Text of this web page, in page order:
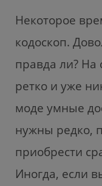
Некоторое
кодоскоп.
правда ли? На
ретко и уже
моде умные
нужны редко,
приобрести
Иногда, если